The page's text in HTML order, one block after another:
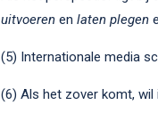
uitvoeren en laten plegen
(5) Internationale media
(6) Als het zover komt, wil